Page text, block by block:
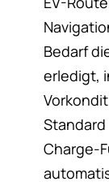
Bedarf
erledigt,
Charge-